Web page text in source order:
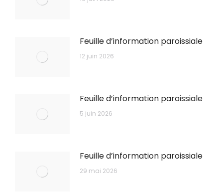
Feuille d’information paroissiale
12 juin 2026
Feuille d’information paroissiale
5 juin 2026
Feuille d’information paroissiale
29 mai 2026